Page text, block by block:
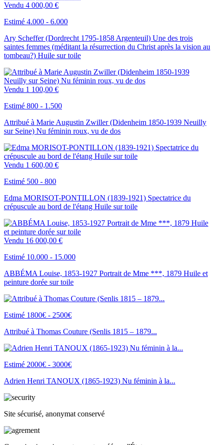
Vendu 4 000,00 €
Estimé 4.000 - 6.000
Ary Scheffer (Dordrecht 1795-1858 Argenteuil) Une des trois
saintes femmes (méditant la résurrection du Christ après la vision au
tombeau?) Huile sur toile
Vendu 1 100,00 €
Estimé 800 - 1.500
Attribué à Marie Augustin Zwiller (Didenheim 1850-1939 Neuilly
sur Seine) Nu féminin roux, vu de dos
Vendu 1 600,00 €
Estimé 500 - 800
Edma MORISOT-PONTILLON (1839-1921) Spectatrice du
crépuscule au bord de l'étang Huile sur toile
Vendu 16 000,00 €
Estimé 10.000 - 15.000
ABBÉMA Louise, 1853-1927 Portrait de Mme ***, 1879 Huile et
peinture dorée sur toile
Estimé 1800€ - 2500€
Attribué à Thomas Couture (Senlis 1815 – 1879...
Estimé 2000€ - 3000€
Adrien Henri TANOUX (1865-1923) Nu féminin à la...
Site sécurisé, anonymat conservé